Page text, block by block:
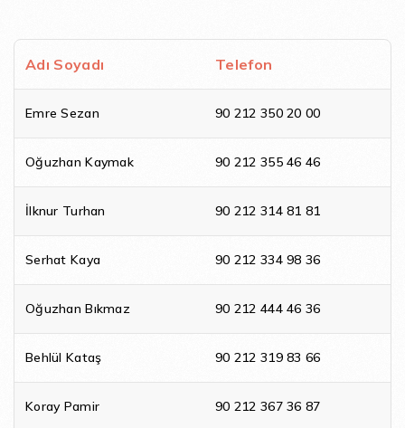
Adı Soyadı Telefon
Emre Sezan 90 212 350 20 00
Oğuzhan Kaymak 90 212 355 46 46
İlknur Turhan 90 212 314 81 81
Serhat Kaya 90 212 334 98 36
Oğuzhan Bıkmaz 90 212 444 46 36
Behlül Kataş 90 212 319 83 66
Koray Pamir 90 212 367 36 87